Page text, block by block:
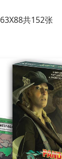
63X88共152张